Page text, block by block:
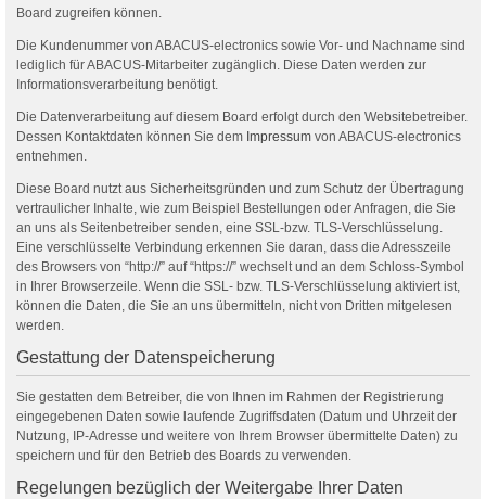
Board zugreifen können.
Die Kundenummer von ABACUS-electronics sowie Vor- und Nachname sind
lediglich für ABACUS-Mitarbeiter zugänglich. Diese Daten werden zur
Informationsverarbeitung benötigt.
Die Datenverarbeitung auf diesem Board erfolgt durch den Websitebetreiber.
Dessen Kontaktdaten können Sie dem Impressum von ABACUS-electronics
entnehmen.
Diese Board nutzt aus Sicherheitsgründen und zum Schutz der Übertragung
vertraulicher Inhalte, wie zum Beispiel Bestellungen oder Anfragen, die Sie
an uns als Seitenbetreiber senden, eine SSL-bzw. TLS-Verschlüsselung.
Eine verschlüsselte Verbindung erkennen Sie daran, dass die Adresszeile
des Browsers von “http://” auf “https://” wechselt und an dem Schloss-Symbol
in Ihrer Browserzeile. Wenn die SSL- bzw. TLS-Verschlüsselung aktiviert ist,
können die Daten, die Sie an uns übermitteln, nicht von Dritten mitgelesen
werden.
Gestattung der Datenspeicherung
Sie gestatten dem Betreiber, die von Ihnen im Rahmen der Registrierung
eingegebenen Daten sowie laufende Zugriffsdaten (Datum und Uhrzeit der
Nutzung, IP-Adresse und weitere von Ihrem Browser übermittelte Daten) zu
speichern und für den Betrieb des Boards zu verwenden.
Regelungen bezüglich der Weitergabe Ihrer Daten